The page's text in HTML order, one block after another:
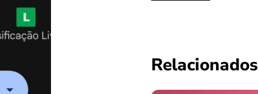
Relacionados